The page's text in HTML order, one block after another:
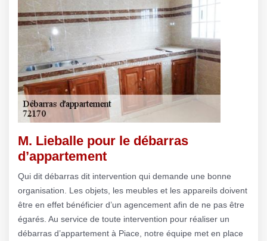
M. Lieballe pour le débarras
d’appartement
Qui dit débarras dit intervention qui demande une bonne
organisation. Les objets, les meubles et les appareils doivent
être en effet bénéficier d’un agencement afin de ne pas être
égarés. Au service de toute intervention pour réaliser un
débarras d’appartement à Piace, notre équipe met en place